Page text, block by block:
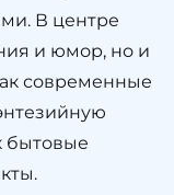
В центре
и юмор, но и
современные
бытовые